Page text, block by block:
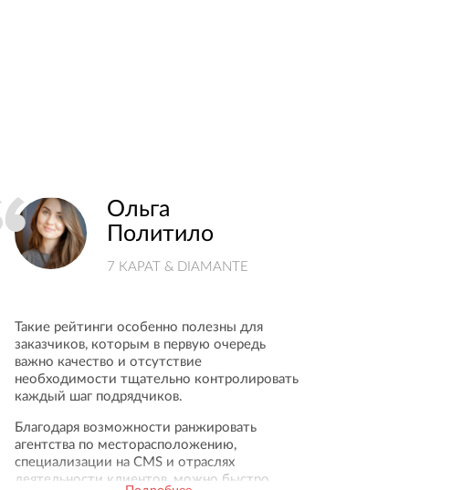
Ольга
Политило
7 КАРАТ & DIAMANTE
Такие рейтинги особенно полезны для
заказчиков, которым в первую очередь
важно качество и отсутствие
необходимости тщательно контролировать
каждый шаг подрядчиков.
Благодаря возможности ранжировать
агентства по месторасположению,
специализации на CMS и отраслях
деятельности клиентов, можно быстро